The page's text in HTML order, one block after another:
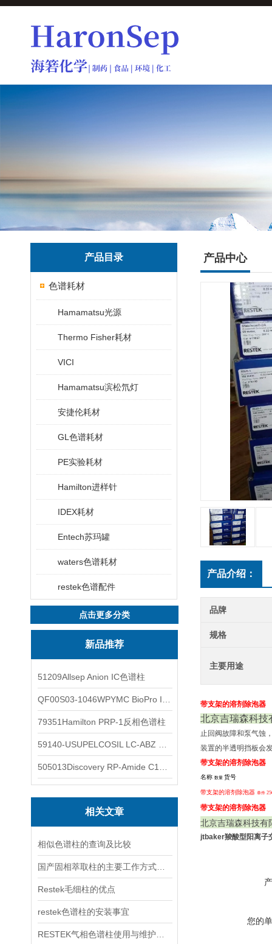
产品目录
色谱耗材
Hamamatsu光源
Thermo Fisher耗材
VICI
Hamamatsu滨松氘灯
安捷伦耗材
GL色谱耗材
PE实验耗材
Hamilton进样针
IDEX耗材
Entech苏玛罐
waters色谱耗材
restek色谱配件
点击更多分类
新品推荐
51209Allsep Anion IC色谱柱
79351Hamilton PRP-1反相色谱柱
相关文章
相似色谱柱的查询及比较
Restek毛细柱的优点
restek色谱柱的安装事宜
产品中心
产品介绍：
品牌
规格
主要用途
带支架的溶剂除泡器
北京吉瑞森科技
止回阀故障和泵气蚀
装置的半透明挡板会
带支架的溶剂除泡器
名称 数量 货号
带支架的溶剂除泡器 单件
带支架的溶剂除泡器
北京吉瑞森科技有
jtbaker羧酸型阳离子
您的